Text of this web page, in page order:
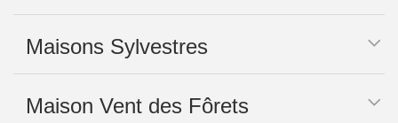
Maisons Sylvestres
Maison Vent des Fôrets